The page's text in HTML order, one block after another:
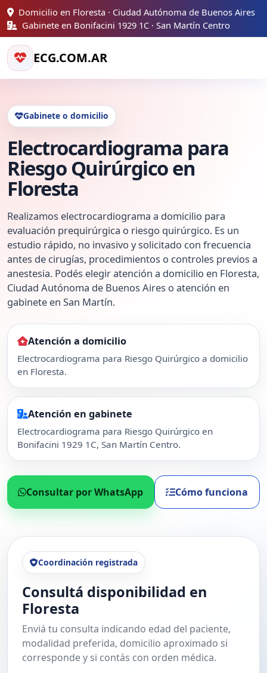
Domicilio en Floresta · Ciudad Autónoma de Buenos Aires
Gabinete en Bonifacini 1929 1C · San Martín Centro
ECG.COM.AR
Gabinete o domicilio
Electrocardiograma para
Riesgo Quirúrgico en
Floresta
Realizamos electrocardiograma a domicilio para
evaluación prequirúrgica o riesgo quirúrgico. Es un
estudio rápido, no invasivo y solicitado con frecuencia
antes de cirugías, procedimientos o controles previos a
anestesia. Podés elegir atención a domicilio en Floresta,
Ciudad Autónoma de Buenos Aires o atención en
gabinete en San Martín.
Atención a domicilio
Electrocardiograma para Riesgo Quirúrgico a domicilio
en Floresta.
Atención en gabinete
Electrocardiograma para Riesgo Quirúrgico en
Bonifacini 1929 1C, San Martín Centro.
Consultar por WhatsApp Cómo funciona
Coordinación registrada
Consultá disponibilidad en
Floresta
Enviá tu consulta indicando edad del paciente,
modalidad preferida, domicilio aproximado si
corresponde y si contás con orden médica.